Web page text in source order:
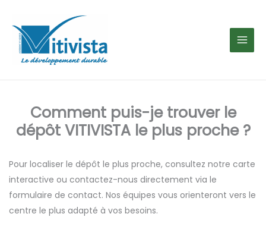
contenu
Comment puis-je trouver le
dépôt VITIVISTA le plus proche ?
Pour localiser le dépôt le plus proche, consultez notre carte
interactive ou contactez-nous directement via le
formulaire de contact. Nos équipes vous orienteront vers le
centre le plus adapté à vos besoins.